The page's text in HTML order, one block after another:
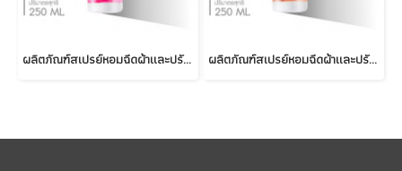
ผลิตภัณฑ์สเปรย์หอมฉีดผ้าและปรับอากาศ : GARDEN BLOOM ผลิตภัณฑ์สเปรย์หอมฉีดผ้าและปรับอากาศ : ROYAL PERFUME